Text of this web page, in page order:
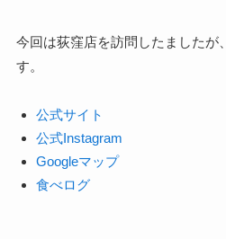
今回は荻窪店を訪問したましたが
す。
公式サイト
公式Instagram
Googleマップ
食べログ